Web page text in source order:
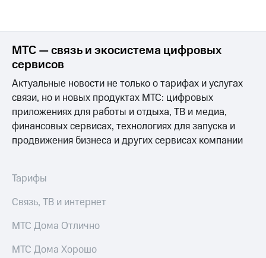
МТС — связь и экосистема цифровых
сервисов
Актуальные новости не только о тарифах и услугах
связи, но и новых продуктах МТС: цифровых
приложениях для работы и отдыха, ТВ и медиа,
финансовых сервисах, технологиях для запуска и
продвижения бизнеса и других сервисах компании
Тарифы
Связь, ТВ и интернет
МТС Дома Отлично
МТС Дома Хорошо